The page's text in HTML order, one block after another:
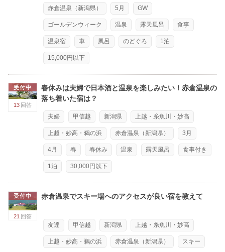
赤倉温泉（新潟県） 5月 GW
ゴールデンウィーク 温泉 露天風呂 食事
温泉宿 車 風呂 のどぐろ 1泊
15,000円以下
受付中
13 回答
春休みは夫婦で日本酒と温泉を楽しみたい！赤倉温泉の
落ち着いた宿は？
夫婦 甲信越 新潟県 上越・糸魚川・妙高
上越・妙高・鵜の浜 赤倉温泉（新潟県） 3月
4月 春 春休み 温泉 露天風呂 食事付き
1泊 30,000円以下
受付中
21 回答
赤倉温泉でスキー場へのアクセスが良い宿を教えて
友達 甲信越 新潟県 上越・糸魚川・妙高
上越・妙高・鵜の浜 赤倉温泉（新潟県） スキー